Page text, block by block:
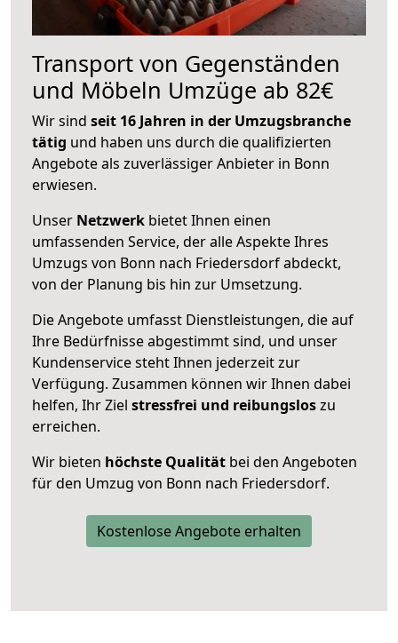
Transport von Gegenständen
und Möbeln Umzüge ab 82€
Wir sind seit 16 Jahren in der Umzugsbranche
tätig und haben uns durch die qualifizierten
Angebote als zuverlässiger Anbieter in Bonn
erwiesen.
Unser Netzwerk bietet Ihnen einen
umfassenden Service, der alle Aspekte Ihres
Umzugs von Bonn nach Friedersdorf abdeckt,
von der Planung bis hin zur Umsetzung.
Die Angebote umfasst Dienstleistungen, die auf
Ihre Bedürfnisse abgestimmt sind, und unser
Kundenservice steht Ihnen jederzeit zur
Verfügung. Zusammen können wir Ihnen dabei
helfen, Ihr Ziel stressfrei und reibungsloszu
erreichen.
Wir bieten höchste Qualität bei den Angeboten
für den Umzug von Bonn nach Friedersdorf.
Kostenlose Angebote erhalten